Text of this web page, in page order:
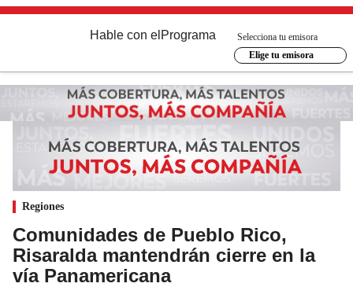
Hable con el Programa
Selecciona tu emisora
Elige tu emisora
Regiones
Comunidades de Pueblo Rico,
Risaralda mantendrán cierre en la
vía Panamericana